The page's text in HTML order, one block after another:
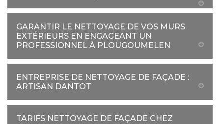
GARANTIR LE NETTOYAGE DE VOS MURS
EXTÉRIEURS EN ENGAGEANT UN
PROFESSIONNEL À PLOUGOUMELEN
ENTREPRISE DE NETTOYAGE DE FAÇADE :
ARTISAN DANTOT
TARIFS NETTOYAGE DE FAÇADE CHEZ